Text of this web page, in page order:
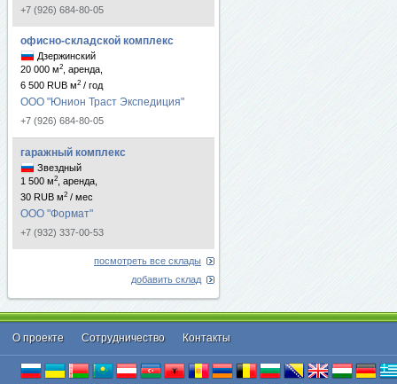
+7 (926) 684-80-05
офисно-складской комплекс
Дзержинский
20 000 м2
, аренда,
6 500 RUB м2 / год
ООО "Юнион Траст Экспедиция"
+7 (926) 684-80-05
гаражный комплекс
Звездный
1 500 м2
, аренда,
30 RUB м2 / мес
ООО "Формат"
+7 (932) 337-00-53
посмотреть все склады
добавить склад
О проекте Cотрудничество Контакты